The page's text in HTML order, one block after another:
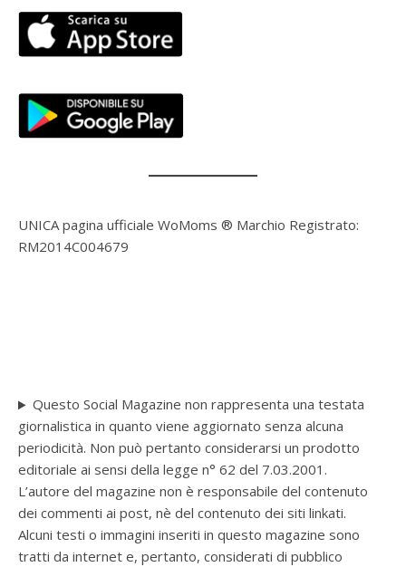
UNICA pagina ufficiale WoMoms ® Marchio Registrato:
RM2014C004679
Questo Social Magazine non rappresenta una testata
giornalistica in quanto viene aggiornato senza alcuna
periodicità. Non può pertanto considerarsi un prodotto
editoriale ai sensi della legge n° 62 del 7.03.2001.
L’autore del magazine non è responsabile del contenuto
dei commenti ai post, nè del contenuto dei siti linkati.
Alcuni testi o immagini inseriti in questo magazine sono
tratti da internet e, pertanto, considerati di pubblico